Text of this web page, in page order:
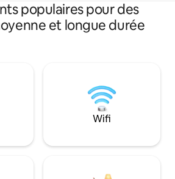
populaires pour des
et longue durée
Wifi